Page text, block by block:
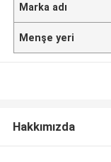
Marka adı
Menşe yeri
Hakkımızda